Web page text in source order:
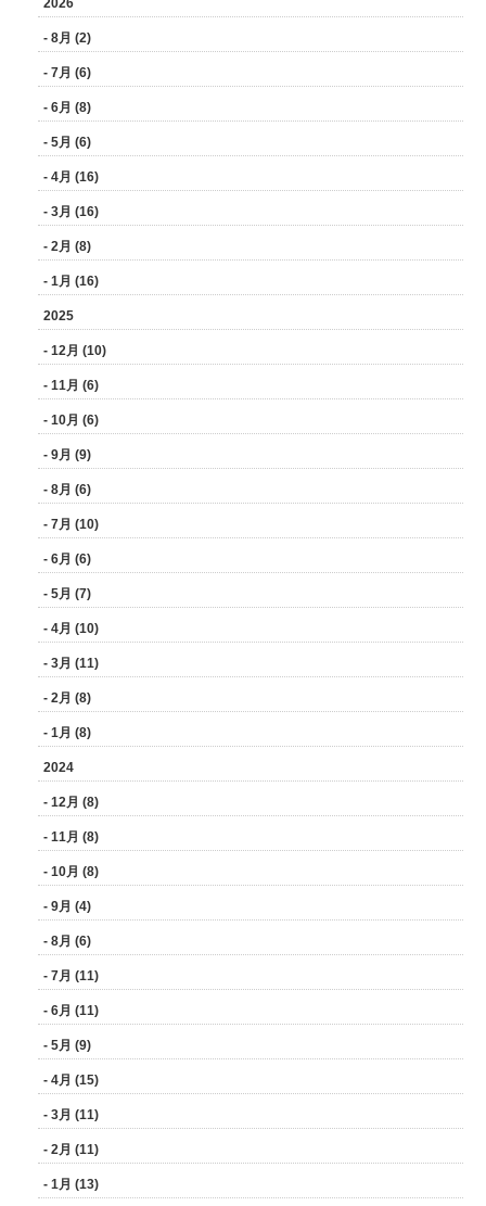
2026
- 8月 (2)
- 7月 (6)
- 6月 (8)
- 5月 (6)
- 4月 (16)
- 3月 (16)
- 2月 (8)
- 1月 (16)
2025
- 12月 (10)
- 11月 (6)
- 10月 (6)
- 9月 (9)
- 8月 (6)
- 7月 (10)
- 6月 (6)
- 5月 (7)
- 4月 (10)
- 3月 (11)
- 2月 (8)
- 1月 (8)
2024
- 12月 (8)
- 11月 (8)
- 10月 (8)
- 9月 (4)
- 8月 (6)
- 7月 (11)
- 6月 (11)
- 5月 (9)
- 4月 (15)
- 3月 (11)
- 2月 (11)
- 1月 (13)